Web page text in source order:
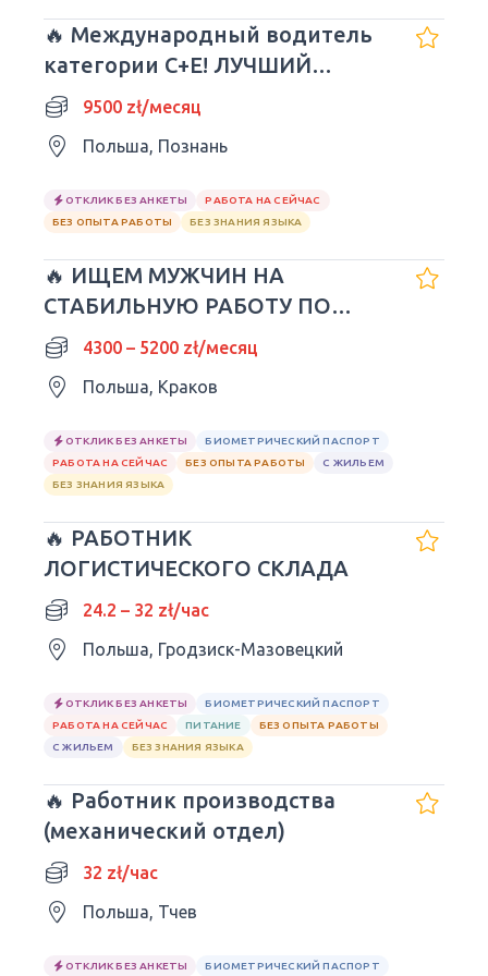
🔥 Международный водитель
категории C+E! ЛУЧШИЙ
РАБОТОДАТЕЛЬ!! 3/1 - 9500
злотых
9500 zł/месяц
Польша, Познань
ОТКЛИК БЕЗ АНКЕТЫ
РАБОТА НА СЕЙЧАС
БЕЗ ОПЫТА РАБОТЫ
БЕЗ ЗНАНИЯ ЯЗЫКА
🔥 ИЩЕМ МУЖЧИН НА
СТАБИЛЬНУЮ РАБОТУ ПО
UMOWA O PRACĘ! KRAKÓW
4300 – 5200 zł/месяц
Польша, Краков
ОТКЛИК БЕЗ АНКЕТЫ
БИОМЕТРИЧЕСКИЙ ПАСПОРТ
РАБОТА НА СЕЙЧАС
БЕЗ ОПЫТА РАБОТЫ
С ЖИЛЬЕМ
БЕЗ ЗНАНИЯ ЯЗЫКА
🔥 РАБОТНИК
ЛОГИСТИЧЕСКОГО СКЛАДА
24.2 – 32 zł/час
Польша, Гродзиск-Мазовецкий
ОТКЛИК БЕЗ АНКЕТЫ
БИОМЕТРИЧЕСКИЙ ПАСПОРТ
РАБОТА НА СЕЙЧАС
ПИТАНИЕ
БЕЗ ОПЫТА РАБОТЫ
С ЖИЛЬЕМ
БЕЗ ЗНАНИЯ ЯЗЫКА
🔥 Работник производства
(механический отдел)
32 zł/час
Польша, Тчев
ОТКЛИК БЕЗ АНКЕТЫ
БИОМЕТРИЧЕСКИЙ ПАСПОРТ